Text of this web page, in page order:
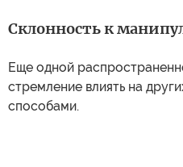
Склонность к
Еще одной
стремление влиять на
способами.